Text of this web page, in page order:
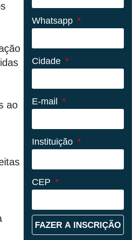
ao
Whatsapp
Cidade
E-mail
Instituição
CEP
FAZER A INSCRIÇÃO